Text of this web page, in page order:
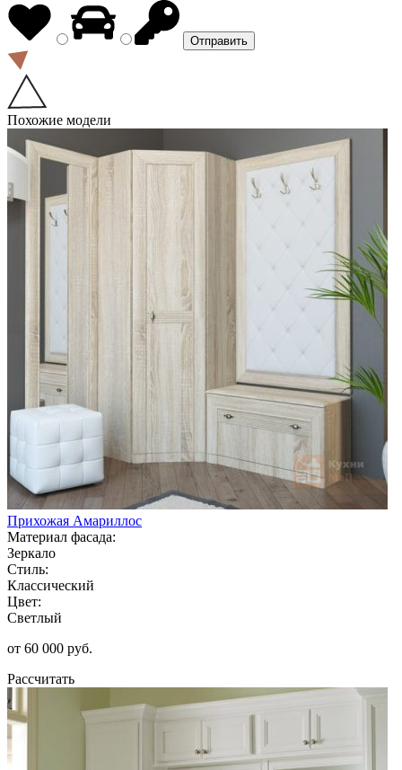
Похожие модели
Прихожая Амариллос
Материал фасада:
Зеркало
Стиль:
Классический
Цвет:
Светлый
от 60 000 руб.
Рассчитать